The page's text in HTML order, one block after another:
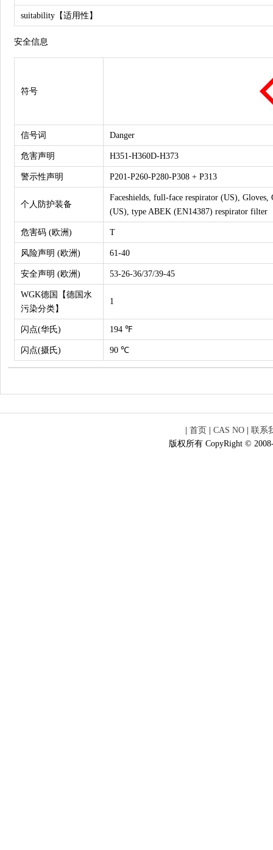
suitability【适用性】
安全信息
符号
信号词 Danger
危害声明 H351-H360D-H373
警示性声明 P201-P260-P280-P308 + P313
个人防护装备
Faceshields, full-face respirator (US),
(US), type ABEK (EN14387) respirator filter
危害码 (欧洲) T
风险声明 (欧洲) 61-40
安全声明 (欧洲) 53-26-36/37/39-45
WGK德国【德国水
污染分类】
1
闪点(华氏) 194 ℉
闪点(摄氏) 90 ℃
首页 CAS NO
联系
版权所有 CopyRight ©